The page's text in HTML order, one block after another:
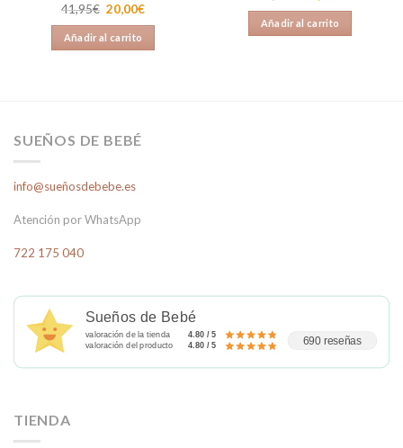
41,95€ El
precio
original
era:
41,95€.
20,00€El
20,00€.
Añadir al carrito
precio
original
era:
24,90€.16,50€.
Añadir al carrito
SUEÑOS DE BEBÉ
info@sueñosdebebe.es
Atención por WhatsApp
722 175 040
Sueños de Bebé
valoración de la tienda
4.80 / 5
valoración del producto
4.80 / 5 690 reseñas
TIENDA